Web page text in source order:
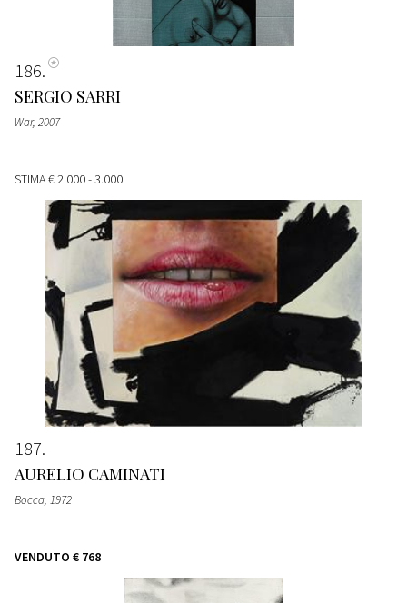
186
SERGIO SARRI
War, 2007
STIMA€ 2.000 - 3.000
187
AURELIO CAMINATI
Bocca, 1972
VENDUTO € 768